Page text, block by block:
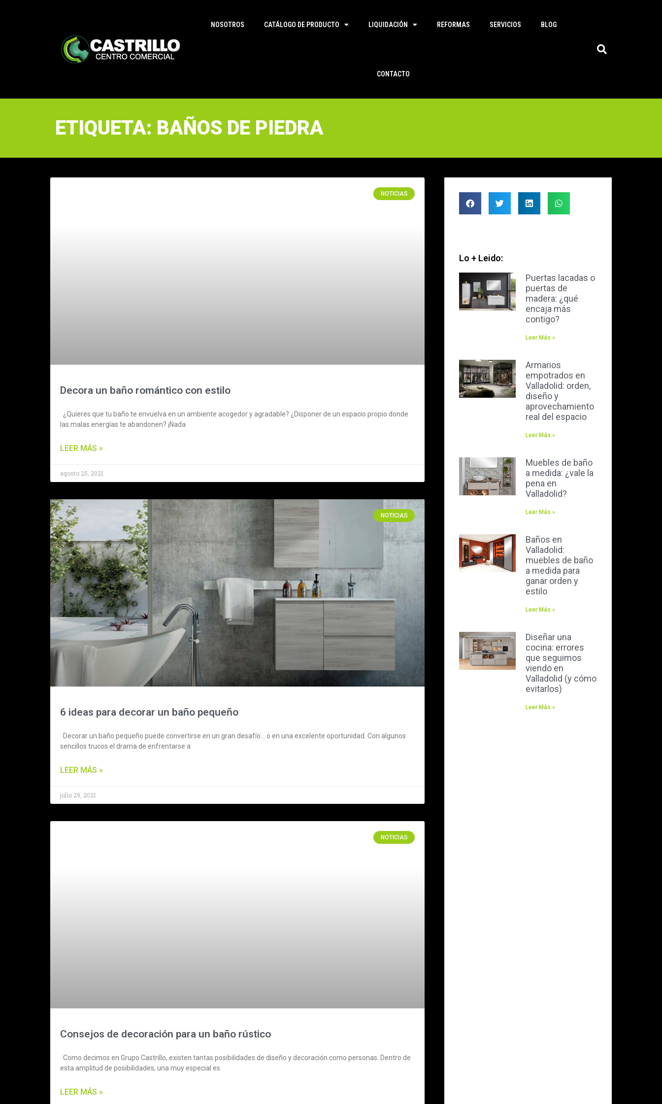
NOSOTROS CATÁLOGO DE PRODUCTO LIQUIDACIÓN REFORMAS SERVICIOS BLOG
CONTACTO
ETIQUETA: BAÑOS DE PIEDRA
NOTICIAS
Decora un baño romántico con estilo
¿Quieres que tu baño te envuelva en un ambiente acogedor y agradable? ¿Disponer de un espacio propio donde
las malas energías te abandonen? ¡Nada
LEER MÁS »
agosto 25, 2021
NOTICIAS
6 ideas para decorar un baño pequeño
Decorar un baño pequeño puede convertirse en un gran desafío… o en una excelente oportunidad. Con algunos
sencillos trucos el drama de enfrentarse a
LEER MÁS »
julio 29, 2021
NOTICIAS
Consejos de decoración para un baño rústico
Como decimos en Grupo Castrillo, existen tantas posibilidades de diseño y decoración como personas. Dentro de
esta amplitud de posibilidades, una muy especial es
LEER MÁS »
Lo + Leido:
Puertas lacadas o
puertas de
madera: ¿qué
encaja más
contigo?
Leer Más »
Armarios
empotrados en
Valladolid: orden,
diseño y
aprovechamiento
real del espacio
Leer Más »
Muebles de baño
a medida: ¿vale la
pena en
Valladolid?
Leer Más »
Baños en
Valladolid:
muebles de baño
a medida para
ganar orden y
estilo
Leer Más »
Diseñar una
cocina: errores
que seguimos
viendo en
Valladolid (y cómo
evitarlos)
Leer Más »